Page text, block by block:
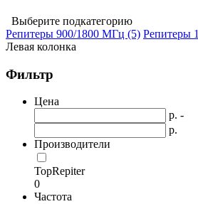
Выберите подкатегорию
Репитеры 900/1800 МГц (5) Репитеры
Левая колонка
Фильтр
Цена
р. -
р.
Производители
TopRepiter
0
Частота